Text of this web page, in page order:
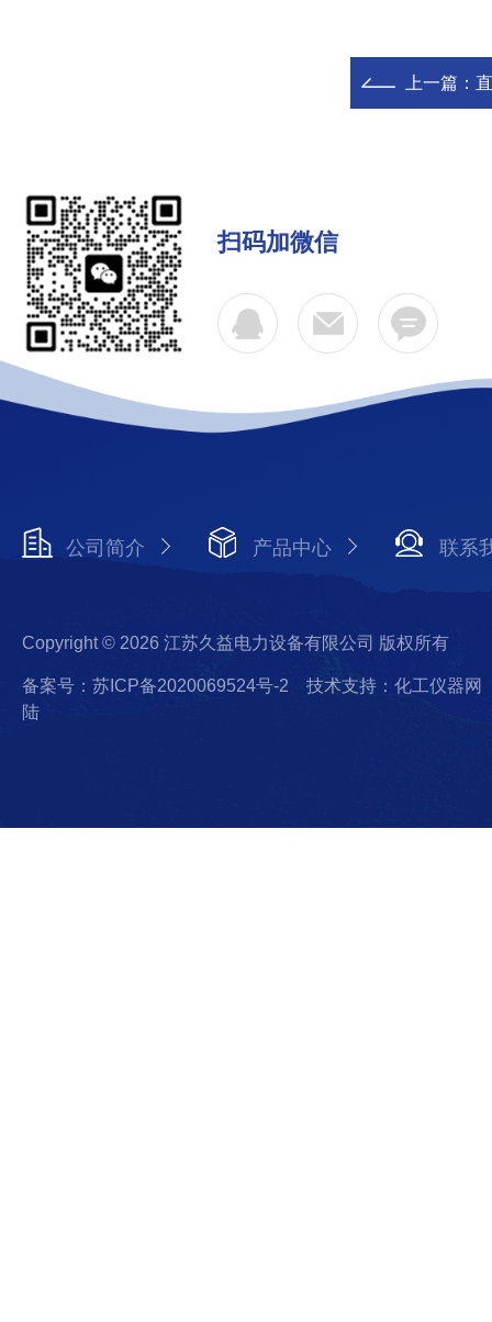
上一篇：
扫码加微信
公司简介 产品中心 联系
Copyright © 2026 江苏久益电力设备有限公司 版权所有
备案号：苏ICP备2020069524号-2
技术支持：化工仪器网
陆